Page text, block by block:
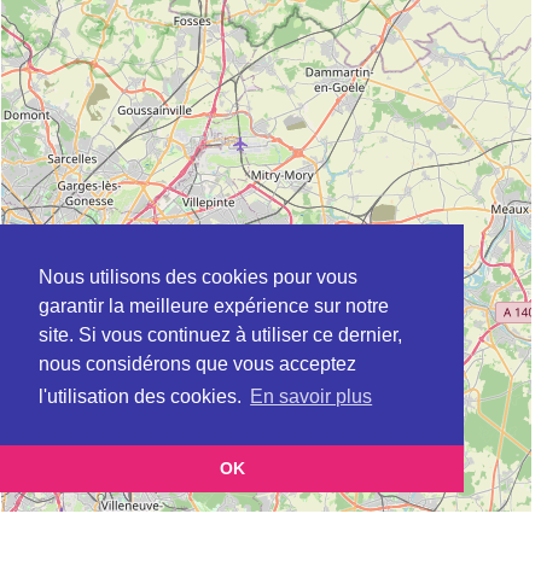
Nous utilisons des cookies pour vous
garantir la meilleure expérience sur notre
site. Si vous continuez à utiliser ce dernier,
nous considérons que vous acceptez
l'utilisation des cookies. En savoir plus
OK